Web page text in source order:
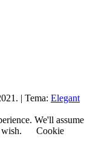
| Tema: Elegant
We'll assume
Cookie